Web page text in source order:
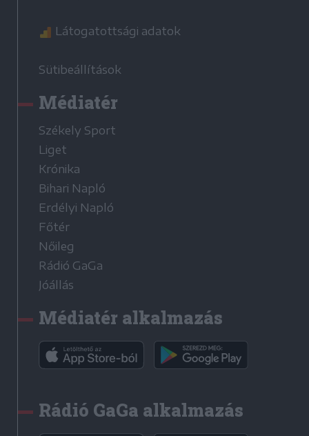
Látogatottsági adatok
Sütibeállítások
Médiatér
Székely Sport
Liget
Krónika
Bihari Napló
Erdélyi Napló
Főtér
Nőileg
Rádió GaGa
Jóállás
Médiatér alkalmazás
Rádió GaGa alkalmazás